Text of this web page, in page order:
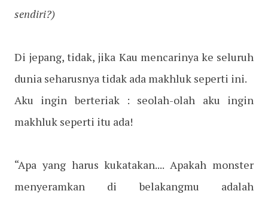
sendiri?)
Di jepang, tidak, jika Kau mencarinya ke seluruh
dunia seharusnya tidak ada makhluk seperti ini.
Aku ingin berteriak : seolah-olah aku ingin
makhluk seperti itu ada!
“Apa yang harus kukatakan.... Apakah monster
menyeramkan di belakangmu adalah